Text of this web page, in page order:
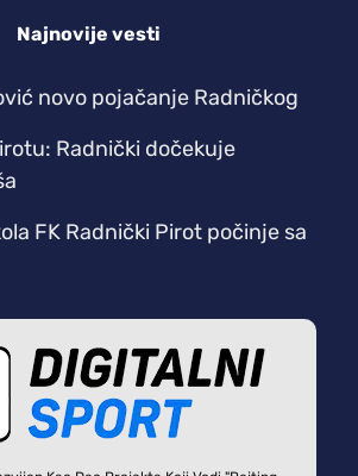
Najnovije vesti
novo pojačanje Radničkog
Radnički dočekuje
FK Radnički Pirot počinje sa